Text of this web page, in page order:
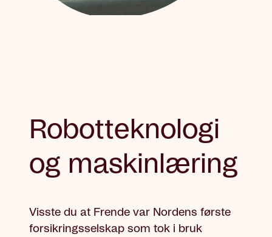
Robotteknologi
og maskinlæring
Visste du at Frende var Nordens første
forsikringsselskap som tok i bruk